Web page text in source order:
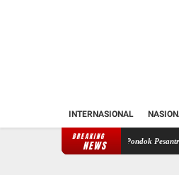
INTERNASIONAL
BREAKING
NEWS
Komunikasi Pondok Pesantren Soppeng